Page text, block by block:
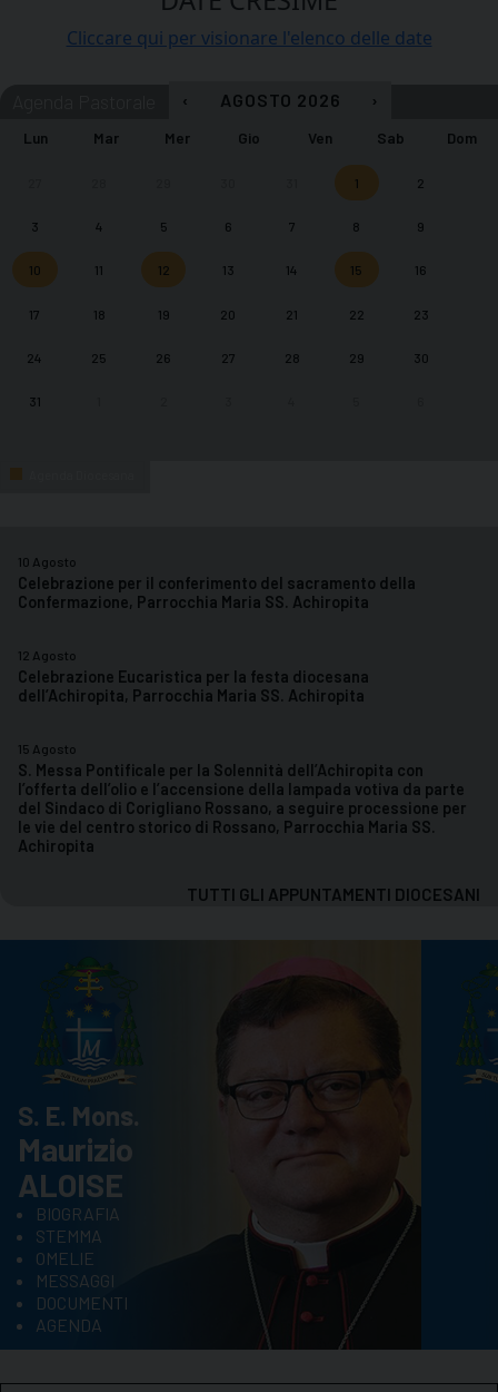
Cliccare qui per visionare l'elenco delle date
‹ AGOSTO 2026 ›
Lun Mar Mer Gio Ven Sab Dom
1 2
3 4 5 6 7 8 9
10 11 12 13 14 15 16
17 18 19 20 21 22 23
24 25 26 27 28 29 30
31
10 Agosto
Celebrazione per il conferimento del sacramento della
Confermazione, Parrocchia Maria SS. Achiropita
12 Agosto
Celebrazione Eucaristica per la festa diocesana
dell’Achiropita, Parrocchia Maria SS. Achiropita
15 Agosto
S. Messa Pontificale per la Solennità dell’Achiropita con
l’offerta dell’olio e l’accensione della lampada votiva da parte
del Sindaco di Corigliano Rossano, a seguire processione per
le vie del centro storico di Rossano, Parrocchia Maria SS.
Achiropita
TUTTI GLI APPUNTAMENTI DIOCESANI
S. E. Mons.
Maurizio
ALOISE
BIOGRAFIA
STEMMA
OMELIE
MESSAGGI
DOCUMENTI
AGENDA